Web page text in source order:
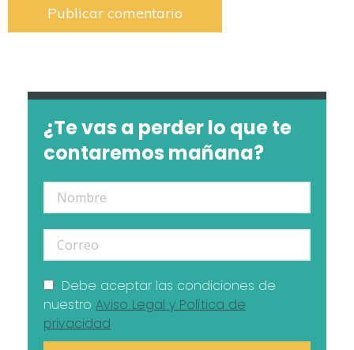
Publicar comentario
¿Te vas a perder lo que te
contaremos mañana?
Debe aceptar las condiciones de
nuestro Aviso Legal y Política de
privacidad